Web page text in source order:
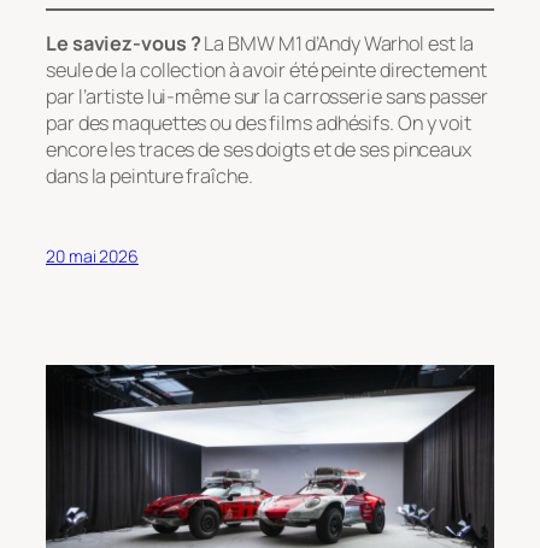
Le saviez-vous ?La BMW M1 d’Andy Warhol est la
seule de la collection à avoir été peinte directement
par l’artiste lui-même sur la carrosserie sans passer
par des maquettes ou des films adhésifs. On y voit
encore les traces de ses doigts et de ses pinceaux
dans la peinture fraîche.
20 mai 2026